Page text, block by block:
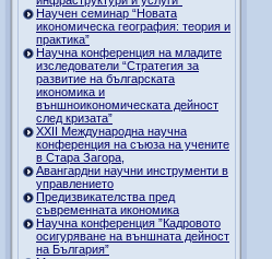
Научен семинар “Новата
икономическа география: теория и
практика”
Научна конференция на младите
изследователи “Стратегия за
развитие на българската
икономика и
външноикономическата дейност
след кризата”
ХХII Международна научна
конференция на съюза на учените
в Стара Загора,
Авангардни научни инструменти в
управлението
Предизвикателства пред
съвременната икономика
Научна конференция ”Кадровото
осигуряване на външната дейност
на България”